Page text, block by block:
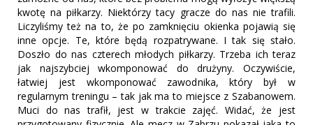
kwotę na piłkarzy. Niektórzy tacy gracze do nas nie trafili.
Liczyliśmy też na to, że po zamknięciu okienka pojawią się
inne opcje. Te, które będą rozpatrywane. I tak się stało.
Doszło do nas czterech młodych piłkarzy. Trzeba ich teraz
jak najszybciej wkomponować do drużyny. Oczywiście,
łatwiej jest wkomponować zawodnika, który był w
regularnym treningu – tak jak ma to miejsce z Szabanowem.
Muci do nas trafił, jest w trakcie zajęć. Widać, że jest